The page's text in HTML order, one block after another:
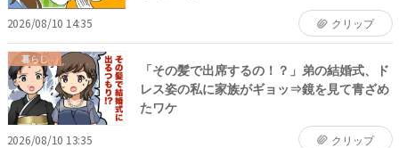
2026/08/10 14:35 クリップ
暮らし
「その髪で出席するの！？」弟の結婚式、ド
レス姿の私に家族がギョッ⇒鏡を見て青ざめ
たワケ
2026/08/10 13:35 クリップ